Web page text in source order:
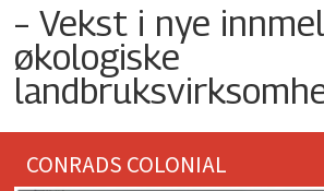
– Vekst i nye
økologiske
CONRADS COLONIAL